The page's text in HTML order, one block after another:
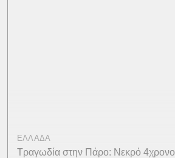
ΕΛΛΑΔΑ
Τραγωδία στην Πάρο: Νεκρό 4χρονο